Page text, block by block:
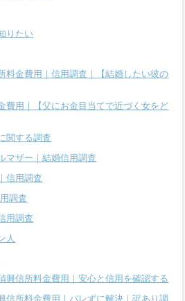
りたい
料金費用｜信用調査｜【結婚したい彼の
費用｜【父にお金目当てで近づく女をど
関する調査
マザー｜結婚信用調査
信用調査
調査
用調査
人
興信所料金費用｜安心と信用を確認する
信所料金費用｜バレずに解決｜訳あり調